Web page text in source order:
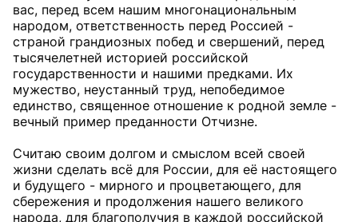
вас, перед всем нашим многонациональным
народом, ответственность перед Россией -
страной грандиозных побед и свершений, перед
тысячелетней историей российской
государственности и нашими предками. Их
мужество, неустанный труд, непобедимое
единство, священное отношение к родной земле -
вечный пример преданности Отчизне.
Считаю своим долгом и смыслом всей своей
жизни сделать всё для России, для её настоящего
и будущего - мирного и процветающего, для
сбережения и продолжения нашего великого
народа, для благополучия в каждой российской